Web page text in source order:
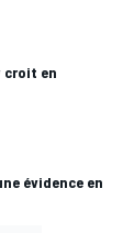
croit en
évidence en